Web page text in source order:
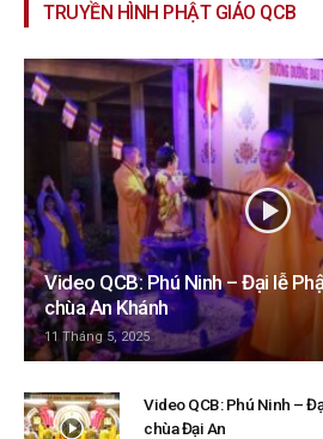
TRUYỀN HÌNH PHẬT GIÁO QCB
Video QCB: Phú Ninh – Đại lễ
chùa An Khánh
11 Tháng 5, 2025
Video QCB: Phú Ninh –
chùa Đại An